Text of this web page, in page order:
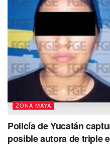
ZONA MAYA
Policía de Yucatán
posible autora de triple